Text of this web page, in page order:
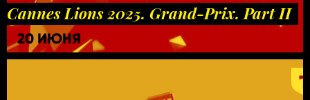
Cannes Lions 2025. Grand-Prix. Part II
20 ИЮНЯ